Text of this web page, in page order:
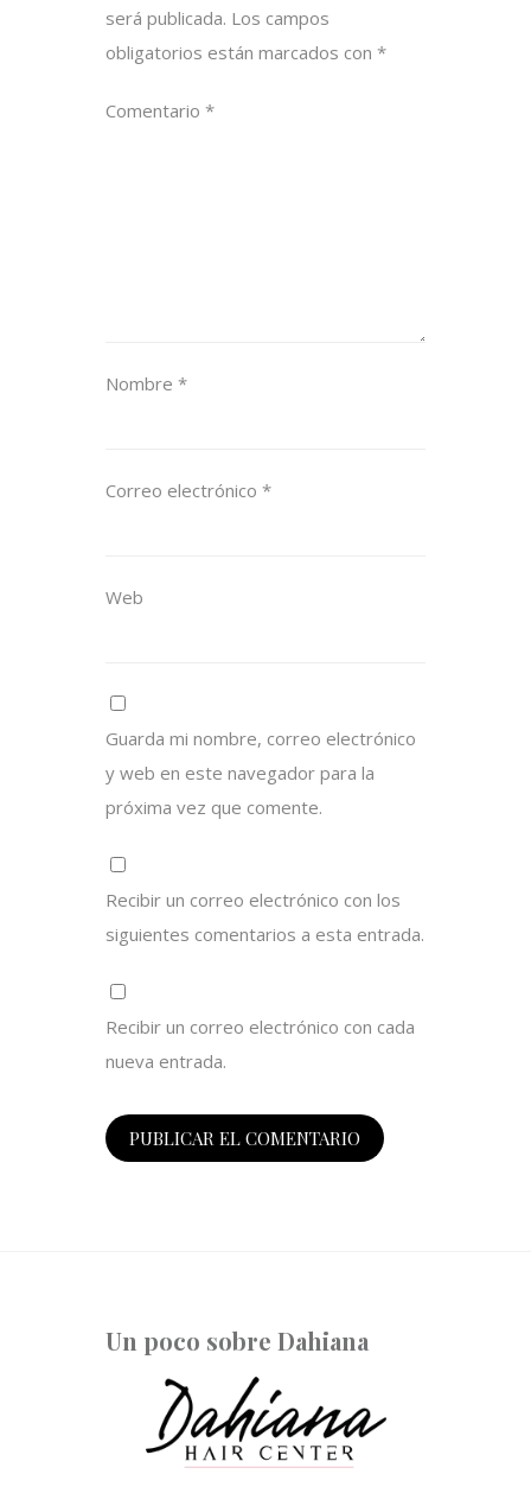
será publicada. Los campos
obligatorios están marcados con *
Comentario *
Nombre *
Correo electrónico *
Web
Guarda mi nombre, correo electrónico
y web en este navegador para la
próxima vez que comente.
Recibir un correo electrónico con los
siguientes comentarios a esta entrada.
Recibir un correo electrónico con cada
nueva entrada.
Un poco sobre Dahiana